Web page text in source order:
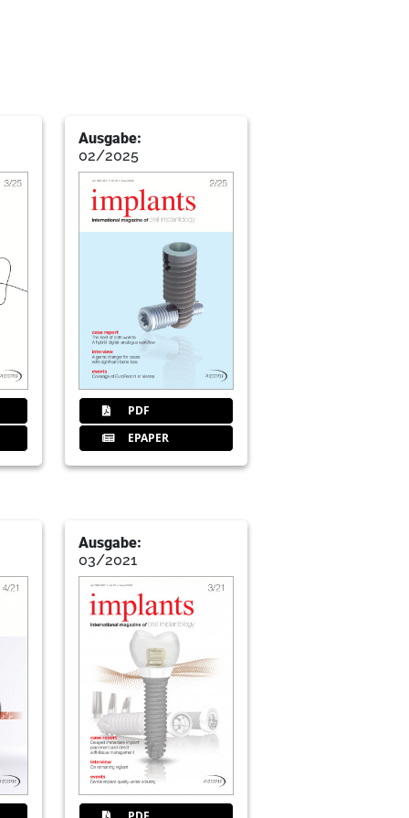
the subperiosteal periimplant
derived bone block
of a buccal bone defect with
right first molar and second
Dr Ken S. Serota, Germany & USA
Ausgabe:
02/2025
PDF
EPAPER
Ausgabe:
03/2021